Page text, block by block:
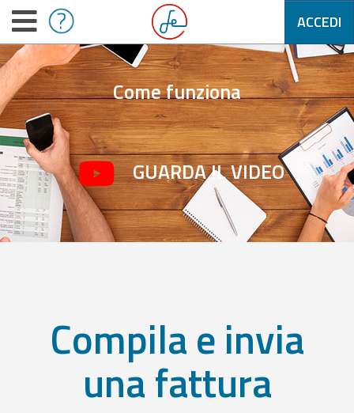
ACCEDI
Come funziona
GUARDA IL VIDEO
Compila e invia
una fattura